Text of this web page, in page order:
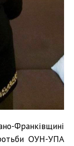
Франківщині
ОУН-УПА